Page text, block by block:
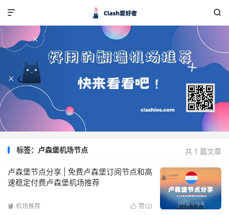


共 1 篇文章
标签：卢森堡机场节点
卢森堡节点分享 | 免费卢森堡订阅节点和高
速稳定付费卢森堡机场推荐
 赞(2)
 机场推荐